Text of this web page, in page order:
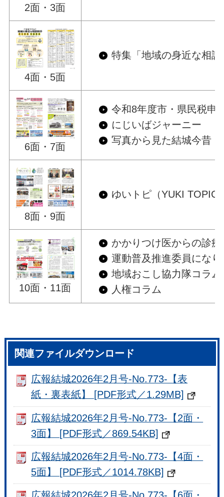
2面・3面
4面・5面
特集「地域の身近な相
6面・7面
令和8年度市・県民税申
にじいばジャーニー
写真から見た結城今昔
8面・9面
ゆいトピ（YUKI
10面・11面
かかりつけ医からの診
運動普及推進委員にな
地域おこし協力隊コラム
人権コラム
関連ファイルダウンロード
広報結城2026年2月号-No.773-【表
紙・裏表紙】 [PDF形式／1.29MB]
広報結城2026年2月号-No.773-【2面・
3面】 [PDF形式／869.54KB]
広報結城2026年2月号-No.773-【4面・
5面】 [PDF形式／1014.78KB]